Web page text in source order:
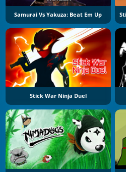
Samurai Vs Yakuza: Beat Em Up
Stick War Ninja Duel